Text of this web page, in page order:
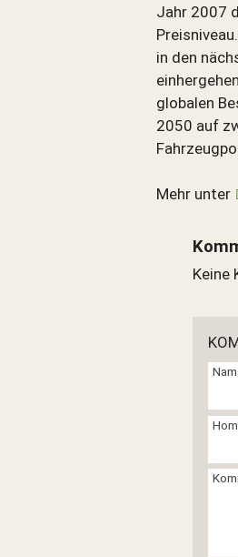
Jahr 2007
in den
globalen
2050 auf
Mehr unter
Keine